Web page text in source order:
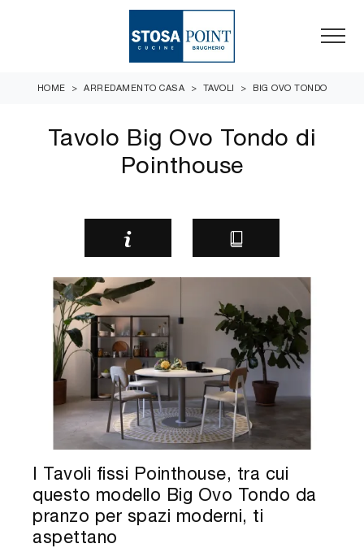
HOME > ARREDAMENTO CASA > TAVOLI > BIG OVO TONDO
Tavolo Big Ovo Tondo di
Pointhouse
I Tavoli fissi Pointhouse, tra cui
questo modello Big Ovo Tondo da
pranzo per spazi moderni, ti
aspettano